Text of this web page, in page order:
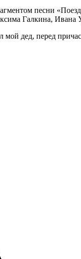
песни
Галкина, Ивана
дед, перед